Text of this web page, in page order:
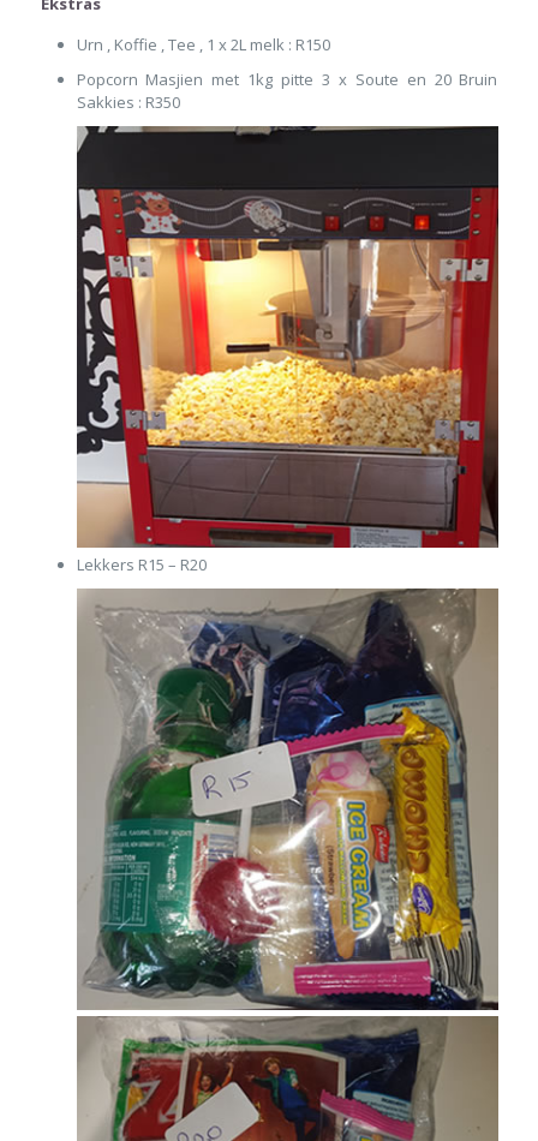
Urn , Koffie , Tee , 1 x 2L melk : R150
Popcorn Masjien met 1kg pitte 3 x Soute en 20 Bruin
Sakkies : R350
Lekkers R15 – R20